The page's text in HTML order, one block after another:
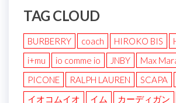
TAG CLOUD
BURBERRY coach HIROKO BIS
i+mu
io comme io JNBY Max
PICONE
RALPH LAUREN SCAPA
イオコムイオ
イム カーディガン